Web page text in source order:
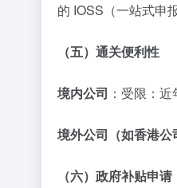
的 IOSS（一站式申
（五）通关便利性
境内公司 ：受限：
境外公司（如香港公
（六）政府补贴申请